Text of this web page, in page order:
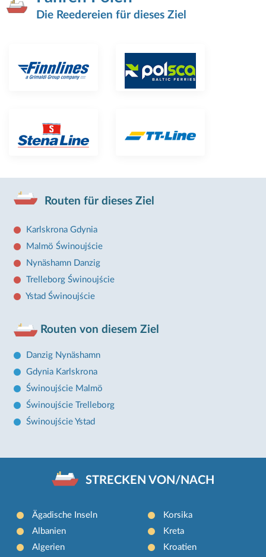
Die Reedereien für dieses Ziel
Routen für dieses Ziel
Karlskrona Gdynia
Malmö Świnoujście
Nynäshamn Danzig
Trelleborg Świnoujście
Ystad Świnoujście
Routen von diesem Ziel
Danzig Nynäshamn
Gdynia Karlskrona
Świnoujście Malmö
Świnoujście Trelleborg
Świnoujście Ystad
STRECKEN VON/NACH
Ägadische Inseln
Albanien
Algerien
Korsika
Kreta
Kroatien